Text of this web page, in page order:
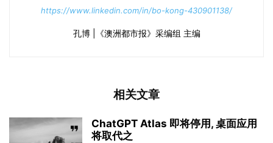
https://www.linkedin.com/in/bo-kong-430901138/
孔博 |《澳洲都市报》采编组 主编
相关文章
ChatGPT Atlas 即将停用, 桌面应用
将取代之